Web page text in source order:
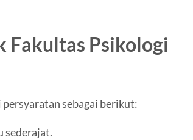
Fakultas Psikologi
sebagai berikut:
sederajat.